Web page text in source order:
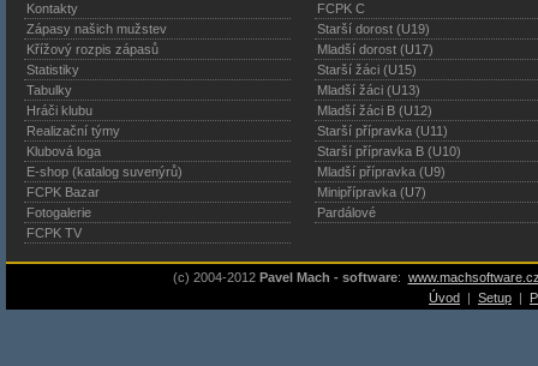
Kontakty
Zápasy našich mužstev
Křížový rozpis zápasů
Statistiky
Tabulky
Hráči klubu
Realizační týmy
Klubová loga
E-shop (katalog suvenýrů)
FCPK Bazar
Fotogalerie
FCPK TV
FCPK C
Starší dorost (U19)
Mladší dorost (U17)
Starší žáci (U15)
Mladší žáci (U13)
Mladší žáci B (U12)
Starší přípravka (U11)
Starší přípravka B (U10)
Mladší přípravka (U9)
Minipřípravka (U7)
Pardálové
(c) 2004-2012 Pavel Mach - software:
Úvod | Setup |